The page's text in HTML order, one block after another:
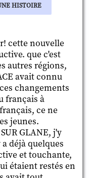
HISTOIRE
cette nouvelle
que c'est
autres régions,
avait connu
changements
français à
ce ne
jeunes.
GLANE, j'y
déjà quelques
et touchante,
étaient restés en